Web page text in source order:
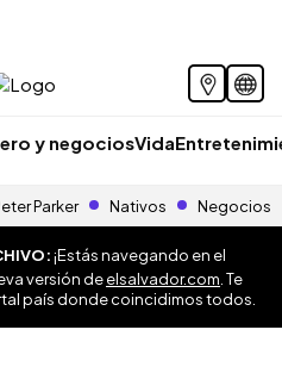
y negociosVida
Parker Nativos Negocios
¡Estás navegando en el
versión deelsalvador.com . Te
país donde coincidimos todos.